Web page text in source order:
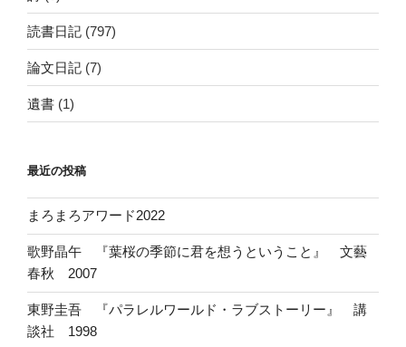
読書日記 (797)
論文日記 (7)
遺書 (1)
最近の投稿
まろまろアワード2022
歌野晶午 『葉桜の季節に君を想うということ』 文藝
春秋 2007
東野圭吾 『パラレルワールド・ラブストーリー』 講
談社 1998